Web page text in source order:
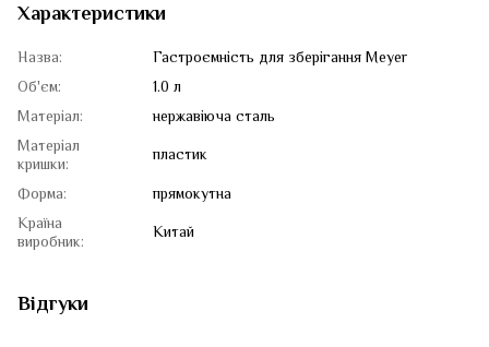
Характеристики
Назва:
Гастроємність для зберігання Meyer
Об'єм:
1.0 л
Матеріал:
нержавіюча сталь
Матеріал
кришки:
пластик
Форма:
прямокутна
Країна
виробник:
Китай
Відгуки